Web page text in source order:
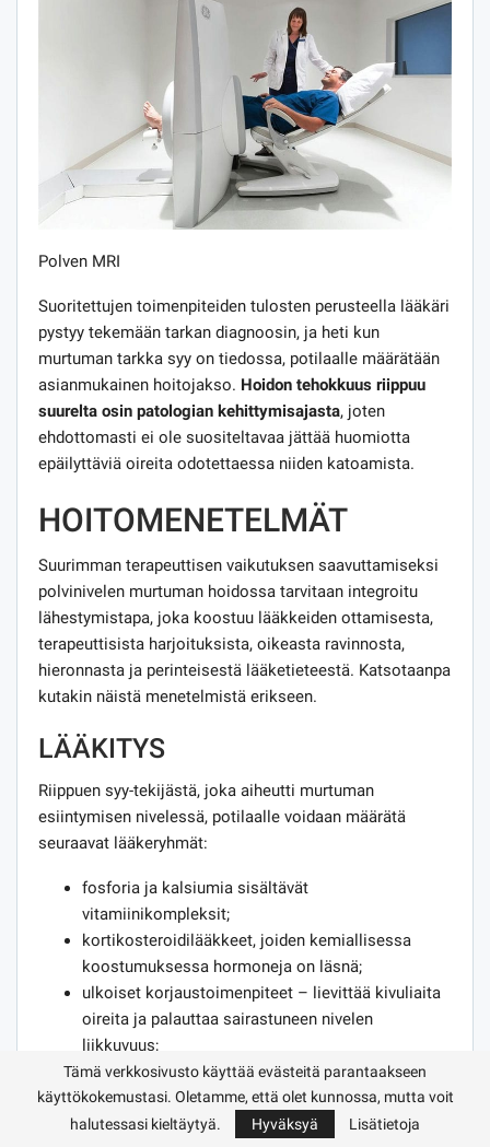
Polven MRI
Suoritettujen toimenpiteiden tulosten perusteella lääkäri
pystyy tekemään tarkan diagnoosin, ja heti kun
murtuman tarkka syy on tiedossa, potilaalle määrätään
asianmukainen hoitojakso. Hoidon tehokkuus riippuu
suurelta osin patologian kehittymisajasta, joten
ehdottomasti ei ole suositeltavaa jättää huomiotta
epäilyttäviä oireita odotettaessa niiden katoamista.
HOITOMENETELMÄT
Suurimman terapeuttisen vaikutuksen saavuttamiseksi
polvinivelen murtuman hoidossa tarvitaan integroitu
lähestymistapa, joka koostuu lääkkeiden ottamisesta,
terapeuttisista harjoituksista, oikeasta ravinnosta,
hieronnasta ja perinteisestä lääketieteestä. Katsotaanpa
kutakin näistä menetelmistä erikseen.
LÄÄKITYS
Riippuen syy-tekijästä, joka aiheutti murtuman
esiintymisen nivelessä, potilaalle voidaan määrätä
seuraavat lääkeryhmät:
fosforia ja kalsiumia sisältävät
vitamiinikompleksit;
kortikosteroidilääkkeet, joiden kemiallisessa
koostumuksessa hormoneja on läsnä;
ulkoiset korjaustoimenpiteet – lievittää kivuliaita
oireita ja palauttaa sairastuneen nivelen
liikkuvuus;
kondroprotektorit kapselien tai voiteiden
muodossa – vahvistavat rustokudosta;
Tämä verkkosivusto käyttää evästeitä parantaakseen
käyttökokemustasi. Oletamme, että olet kunnossa, mutta voit
halutessasi kieltäytyä.
Hyväksyä Lisätietoja